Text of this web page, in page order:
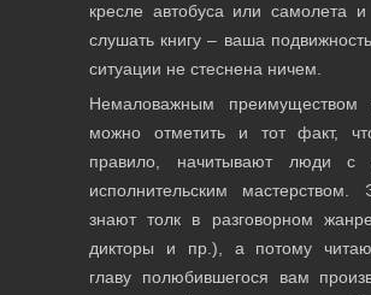
кресле автобуса или самолета
слушать книгу – ваша
ситуации не стеснена ничем.
Немаловажным преимуществом
можно отметить и тот факт,
правило, начитывают люди с
исполнительским
знают толк в разговорном
дикторы и пр.), а потому
главу полюбившегося вам